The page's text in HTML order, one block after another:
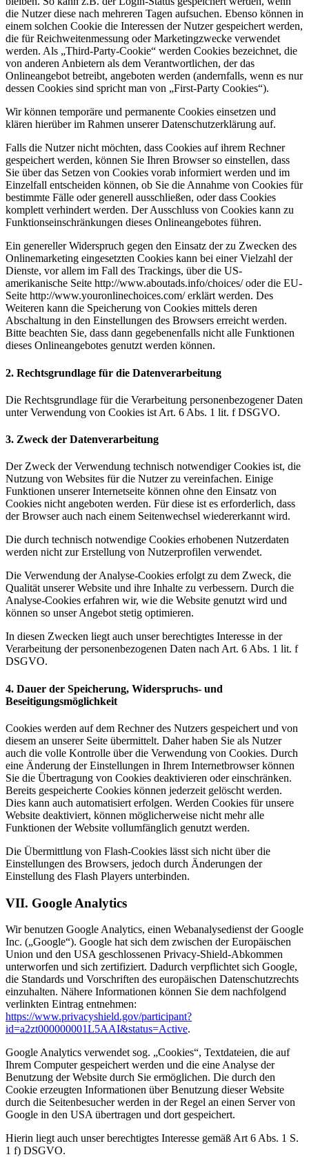
die Nutzer diese nach mehreren Tagen aufsuchen. Ebenso können in
einem solchen Cookie die Interessen der Nutzer gespeichert werden,
die für Reichweitenmessung oder Marketingzwecke verwendet
werden. Als „Third-Party-Cookie“ werden Cookies bezeichnet, die
von anderen Anbietern als dem Verantwortlichen, der das
Onlineangebot betreibt, angeboten werden (andernfalls, wenn es nur
dessen Cookies sind spricht man von „First-Party Cookies“).
Wir können temporäre und permanente Cookies einsetzen und
klären hierüber im Rahmen unserer Datenschutzerklärung auf.
Falls die Nutzer nicht möchten, dass Cookies auf ihrem Rechner
gespeichert werden, können Sie Ihren Browser so einstellen, dass
Sie über das Setzen von Cookies vorab informiert werden und im
Einzelfall entscheiden können, ob Sie die Annahme von Cookies für
bestimmte Fälle oder generell ausschließen, oder dass Cookies
komplett verhindert werden. Der Ausschluss von Cookies kann zu
Funktionseinschränkungen dieses Onlineangebotes führen.
Ein genereller Widerspruch gegen den Einsatz der zu Zwecken des
Onlinemarketing eingesetzten Cookies kann bei einer Vielzahl der
Dienste, vor allem im Fall des Trackings, über die US-
amerikanische Seite http://www.aboutads.info/choices/ oder die EU-
Seite http://www.youronlinechoices.com/ erklärt werden. Des
Weiteren kann die Speicherung von Cookies mittels deren
Abschaltung in den Einstellungen des Browsers erreicht werden.
Bitte beachten Sie, dass dann gegebenenfalls nicht alle Funktionen
dieses Onlineangebotes genutzt werden können.
2. Rechtsgrundlage für die Datenverarbeitung
Die Rechtsgrundlage für die Verarbeitung personenbezogener Daten
unter Verwendung von Cookies ist Art. 6 Abs. 1 lit. f DSGVO.
3. Zweck der Datenverarbeitung
Der Zweck der Verwendung technisch notwendiger Cookies ist, die
Nutzung von Websites für die Nutzer zu vereinfachen. Einige
Funktionen unserer Internetseite können ohne den Einsatz von
Cookies nicht angeboten werden. Für diese ist es erforderlich, dass
der Browser auch nach einem Seitenwechsel wiedererkannt wird.
Die durch technisch notwendige Cookies erhobenen Nutzerdaten
werden nicht zur Erstellung von Nutzerprofilen verwendet.
Die Verwendung der Analyse-Cookies erfolgt zu dem Zweck, die
Qualität unserer Website und ihre Inhalte zu verbessern. Durch die
Analyse-Cookies erfahren wir, wie die Website genutzt wird und
können so unser Angebot stetig optimieren.
In diesen Zwecken liegt auch unser berechtigtes Interesse in der
Verarbeitung der personenbezogenen Daten nach Art. 6 Abs. 1 lit. f
DSGVO.
4. Dauer der Speicherung, Widerspruchs- und
Beseitigungsmöglichkeit
Cookies werden auf dem Rechner des Nutzers gespeichert und von
diesem an unserer Seite übermittelt. Daher haben Sie als Nutzer
auch die volle Kontrolle über die Verwendung von Cookies. Durch
eine Änderung der Einstellungen in Ihrem Internetbrowser können
Sie die Übertragung von Cookies deaktivieren oder einschränken.
Bereits gespeicherte Cookies können jederzeit gelöscht werden.
Dies kann auch automatisiert erfolgen. Werden Cookies für unsere
Website deaktiviert, können möglicherweise nicht mehr alle
Funktionen der Website vollumfänglich genutzt werden.
Die Übermittlung von Flash-Cookies lässt sich nicht über die
Einstellungen des Browsers, jedoch durch Änderungen der
Einstellung des Flash Players unterbinden.
VII. Google Analytics
Wir benutzen Google Analytics, einen Webanalysedienst der Google
Inc. („Google“). Google hat sich dem zwischen der Europäischen
Union und den USA geschlossenen Privacy-Shield-Abkommen
unterworfen und sich zertifiziert. Dadurch verpflichtet sich Google,
die Standards und Vorschriften des europäischen Datenschutzrechts
einzuhalten. Nähere Informationen können Sie dem nachfolgend
verlinkten Eintrag entnehmen:
https://www.privacyshield.gov/participant?
id=a2zt000000001L5AAI&status=Active.
Google Analytics verwendet sog. „Cookies“, Textdateien, die auf
Ihrem Computer gespeichert werden und die eine Analyse der
Benutzung der Website durch Sie ermöglichen. Die durch den
Cookie erzeugten Informationen über Benutzung dieser Website
durch die Seitenbesucher werden in der Regel an einen Server von
Google in den USA übertragen und dort gespeichert.
Hierin liegt auch unser berechtigtes Interesse gemäß Art 6 Abs. 1 S.
1 f) DSGVO.